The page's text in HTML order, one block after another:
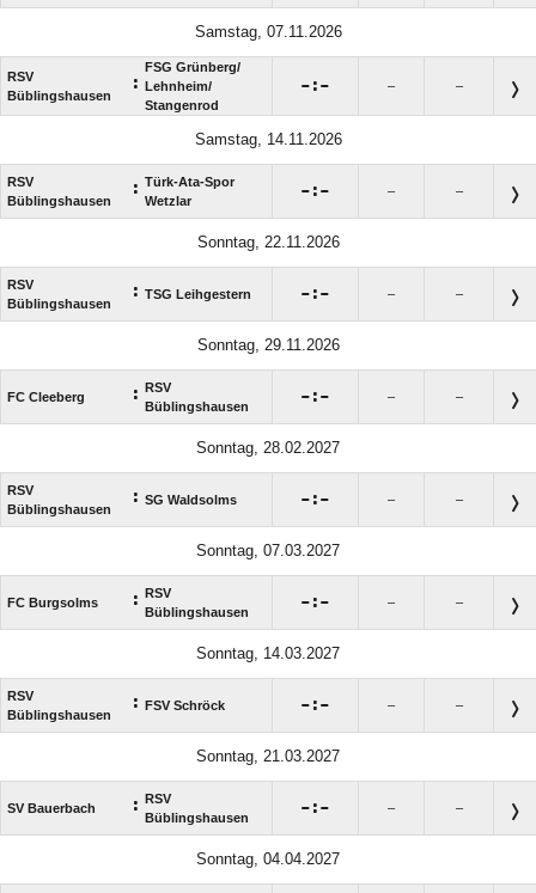
Samstag, 07.11.2026
RSV
Büblingshausen
:
FSG Grünberg/​
Lehnheim/​
Stangenrod
: – –
Samstag, 14.11.2026
RSV
Büblingshausen
: Türk-Ata-Spor
Wetzlar
: – –
Sonntag, 22.11.2026
RSV
Büblingshausen
: TSG Leihgestern : – –
Sonntag, 29.11.2026
FC Cleeberg :
RSV
Büblingshausen
: – –
Sonntag, 28.02.2027
RSV
Büblingshausen
: SG Waldsolms : – –
Sonntag, 07.03.2027
FC Burgsolms :
RSV
Büblingshausen
: – –
Sonntag, 14.03.2027
RSV
Büblingshausen
: FSV Schröck : – –
Sonntag, 21.03.2027
SV Bauerbach :
RSV
Büblingshausen
: – –
Sonntag, 04.04.2027